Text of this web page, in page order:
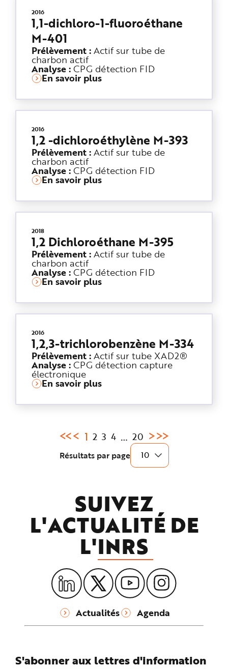
2016
1,1-dichloro-1-fluoroéthane
M-401
Prélèvement : Actif sur tube de
charbon actif
Analyse : CPG détection FID
En savoir plus
2016
1,2 -dichloroéthylène M-393
Prélèvement : Actif sur tube de
charbon actif
Analyse : CPG détection FID
En savoir plus
2018
1,2 Dichloroéthane M-395
Prélèvement : Actif sur tube de
charbon actif
Analyse : CPG détection FID
En savoir plus
2016
1,2,3-trichlorobenzène M-334
Prélèvement : Actif sur tube XAD2®
Analyse : CPG détection capture
électronique
En savoir plus
Résultats par page
Page
:
1 2 3 4 … 20
SUIVEZ
L'ACTUALITÉ DE
L'INRS
Actualités Agenda
S'abonner aux lettres d'information